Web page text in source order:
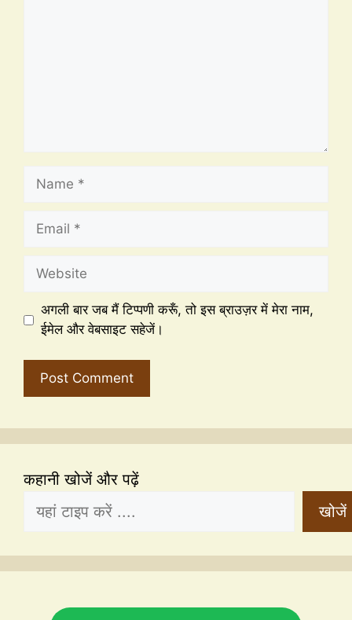
अगली बार जब मैं टिप्पणी करूँ, तो इस ब्राउज़र में मेरा नाम,
ईमेल और वेबसाइट सहेजें।
कहानी खोजें और पढ़ें
खोजें